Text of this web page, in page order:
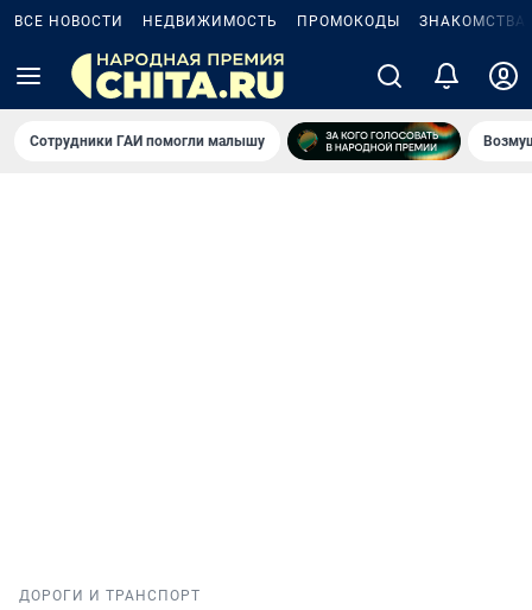
ВСЕ НОВОСТИ НЕДВИЖИМОСТЬ ПРОМОКОДЫ ЗНАКОМСТВА
Сотрудники ГАИ помогли малышу
ДОРОГИ И ТРАНСПОРТ